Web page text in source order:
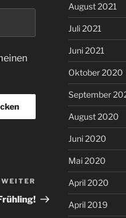
Nächster
Beitrag
WEITER
August 2021
Juli 2021
Juni 2021
Oktober 2020
September
August 2020
Juni 2020
Mai 2020
April 2020
April 2019